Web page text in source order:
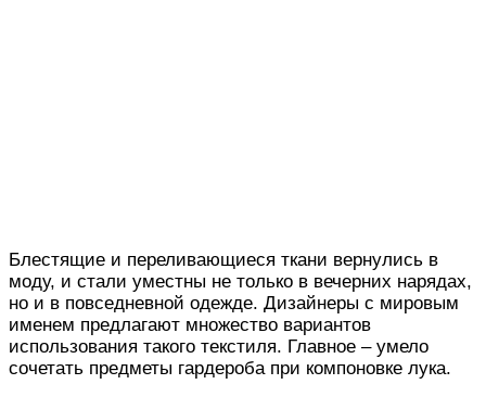
Блестящие и переливающиеся ткани вернулись в
моду, и стали уместны не только в вечерних нарядах,
но и в повседневной одежде. Дизайнеры с мировым
именем предлагают множество вариантов
использования такого текстиля. Главное – умело
сочетать предметы гардероба при компоновке лука.